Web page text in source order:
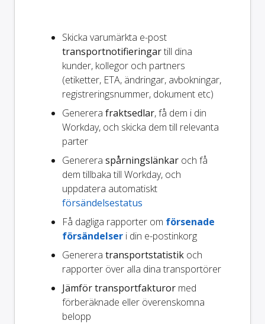
Skicka varumärkta e-post
transportnotifieringartill dina
kunder, kollegor och partners
(etiketter, ETA, ändringar, avbokningar,
registreringsnummer, dokument etc)
Generera fraktsedlar, få dem i din
Workday, och skicka dem till relevanta
parter
Generera spårningslänkar och få
dem tillbaka till Workday, och
uppdatera automatiskt
försändelsestatus
Få dagliga rapporter om försenade
försändelser i din e-postinkorg
Generera transportstatistik och
rapporter över alla dina transportörer
Jämför transportfakturor med
förberäknade eller överenskomna
belopp